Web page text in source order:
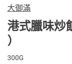
大御滿
港式臘味炒
）
300G